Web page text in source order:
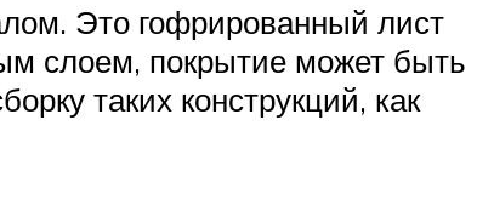
Это гофрированный лист
слоем, покрытие может быть
таких конструкций, как